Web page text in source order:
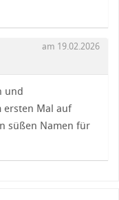
am 19.02.2026
und
ersten Mal auf
süßen Namen für